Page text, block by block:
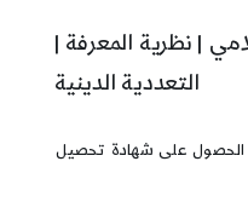
| نظرية المعرفة |
التعددية الدينية
الحصول على شهادة تحصيل